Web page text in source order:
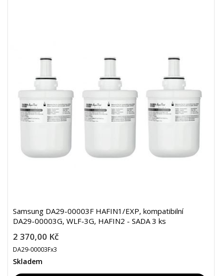
Samsung DA29-00003F HAFIN1/EXP, kompatibilní
DA29-00003G, WLF-3G, HAFIN2 - SADA 3 ks
2 370,00 Kč
DA29-00003Fx3
Skladem